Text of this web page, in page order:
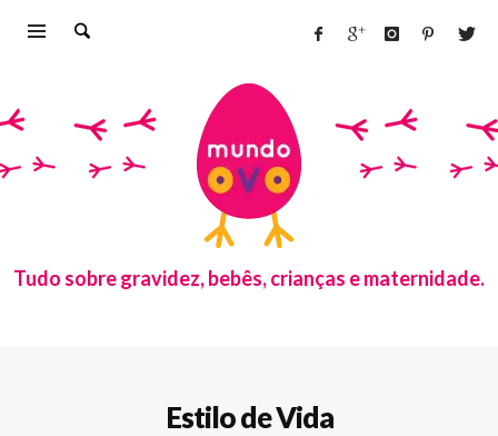
Tudo sobre gravidez, bebês, crianças e maternidade.
Estilo de Vida